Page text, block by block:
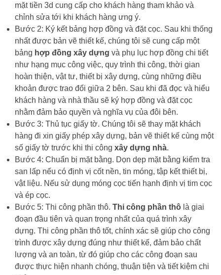
mặt tiền 3d cung cấp cho khách hàng tham khảo và
chỉnh sửa tới khi khách hàng ưng ý.
Bước 2: Ký kết bảng hợp đồng và đặt cọc. Sau khi thống
nhất được bản vẽ thiết kế, chúng tôi sẽ cung cấp một
bảng hợp đồng xây dựng và phụ lục hợp đồng chi tiết
như hạng mục công việc, quy trình thi công, thời gian
hoàn thiện, vật tư, thiết bị xây dựng, cùng những điều
khoản được trao đổi giữa 2 bên. Sau khi đã đọc và hiểu
khách hàng và nhà thầu sẽ ký hợp đồng và đặt cọc
nhằm đảm bảo quyền và nghĩa vụ của đôi bên.
Bước 3: Thủ tục giấy tờ. Chúng tôi sẽ thay mặt khách
hàng đi xin giấy phép xây dựng, bản vẽ thiết kế cùng một
số giấy tờ trước khi thi công xây dựng nhà.
Bước 4: Chuẩn bị mặt bằng. Dọn dẹp mặt bằng kiểm tra
san lấp nếu có định vị cốt nền, tin móng, tập kết thiết bị,
vật liệu. Nếu sử dụng móng cọc tiến hạnh định vị tim cọc
và ép cọc.
Bước 5: Thi công phần thô. Thi công phần thô là giai
đoạn đầu tiên và quan trọng nhất của quá trình xây
dựng. Thi công phần thô tốt, chính xác sẽ giúp cho công
trình được xây dựng đúng như thiết kế, đảm bảo chất
lượng và an toàn, từ đó giúp cho các công đoạn sau
được thực hiện nhanh chóng, thuận tiện và tiết kiệm chi